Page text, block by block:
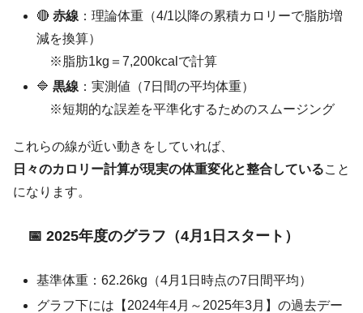
🔴赤線 ：理論体重（4/1以降の累積カロリーで脂肪増
減を換算）
※脂肪1kg＝7,200kcalで計算
🔷黒線 ：実測値（7日間の平均体重）
※短期的な誤差を平準化するためのスムージング
これらの線が近い動きをしていれば、
日々のカロリー計算が現実の体重変化と整合していること
になります。
📅 2025年度のグラフ（4月1日スタート）
基準体重：62.26kg（4月1日時点の7日間平均）
グラフ下には【2024年4月～2025年3月】の過去デー